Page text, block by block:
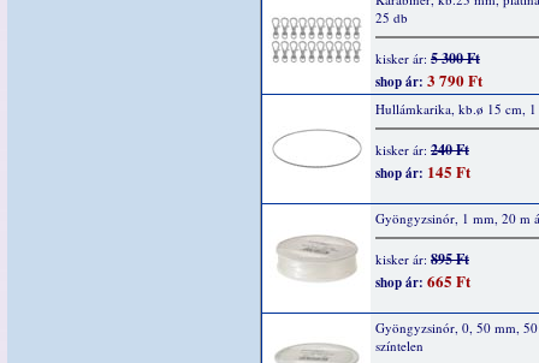
25 db
kisker ár: 5 300 Ft
shop ár: 3 790 Ft
Hullámkarika, kb.ø 15 cm,
kisker ár: 240 Ft
shop ár: 145 Ft
Gyöngyzsinór, 1 mm, 20 m
kisker ár: 895 Ft
shop ár: 665 Ft
Gyöngyzsinór, 0, 50 mm,
színtelen